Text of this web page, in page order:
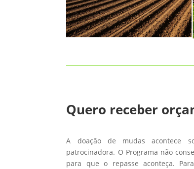
Quero receber
A doação de mudas acontece
patrocinadora. O Programa não
para que o repasse aconteça.